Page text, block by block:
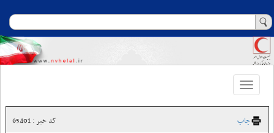
Toggle
navigation
چاپ کد خبر : 65401